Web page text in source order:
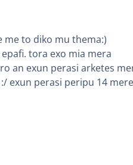
me to diko mu thema:)
tora exo mia mera
an exun perasi arketes
exun perasi peripu 14